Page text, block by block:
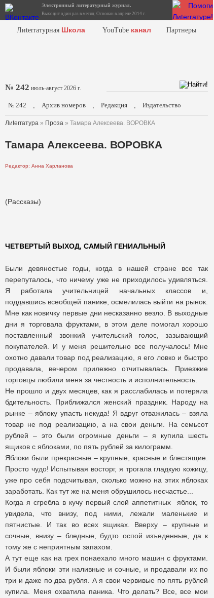
Электронный литературный журнал.
Выходит один раз в месяц. Основан в апреле 2014 г.
Лиterraтурная Школа YouTube канал Партнеры
№ 242 июль-август 2026 г.
№ 242 . Архив номеров . Редакция . Издательство
Лиterraтура » Проза » Тамара Алексеева. ВОРОВКА
Тамара Алексеева. ВОРОВКА
Редактор: Анна Харланова
(Рассказы)
ЧЕТВЕРТЫЙ ВЫХОД, САМЫЙ ГЕНИАЛЬНЫЙ
Были девяностые годы, когда в нашей стране все так
перепуталось, что ничему уже не приходилось удивляться.
Я работала учительницей начальных классов и,
поддавшись всеобщей панике, осмелилась выйти на рынок.
Мне как новичку первые дни несказанно везло. В выходные
дни я торговала фруктами, в этом деле помогал хорошо
поставленный звонкий учительский голос, зазывающий
покупателей. И у меня решительно все получалось! Мне
охотно давали товар под реализацию, я его ловко и быстро
продавала, вечером прилежно отчитывалась. Приезжие
торговцы любили меня за честность и исполнительность.
Не прошло и двух месяцев, как я расслабилась и потеряла
бдительность. Приближался женский праздник. Народу на
рынке – яблоку упасть некуда! Я вдруг отважилась – взяла
товар не под реализацию, а на свои деньги. На семьсот
рублей – это были огромные деньги – я купила шесть
ящиков с яблоками, по пять рублей за килограмм.
Яблоки были прекрасные – крупные, красные и блестящие.
Просто чудо! Испытывая восторг, я трогала гладкую кожицу,
уже про себя подсчитывая, сколько можно на этих яблоках
заработать. Как тут же на меня обрушилось несчастье...
Когда я сгребла в кучу первый слой аппетитных яблок, то
увидела, что внизу, под ними, лежали маленькие и
пятнистые. И так во всех ящиках. Вверху – крупные и
сочные, внизу – бледные, будто оспой изъеденные, да к
тому же с неприятным запахом.
А тут еще как на грех понаехало много машин с фруктами.
И были яблоки эти наливные и сочные, и продавали их по
три и даже по два рубля. А я свои червивые по пять рублей
купила. Меня охватила паника. Что делать? Все, все мои